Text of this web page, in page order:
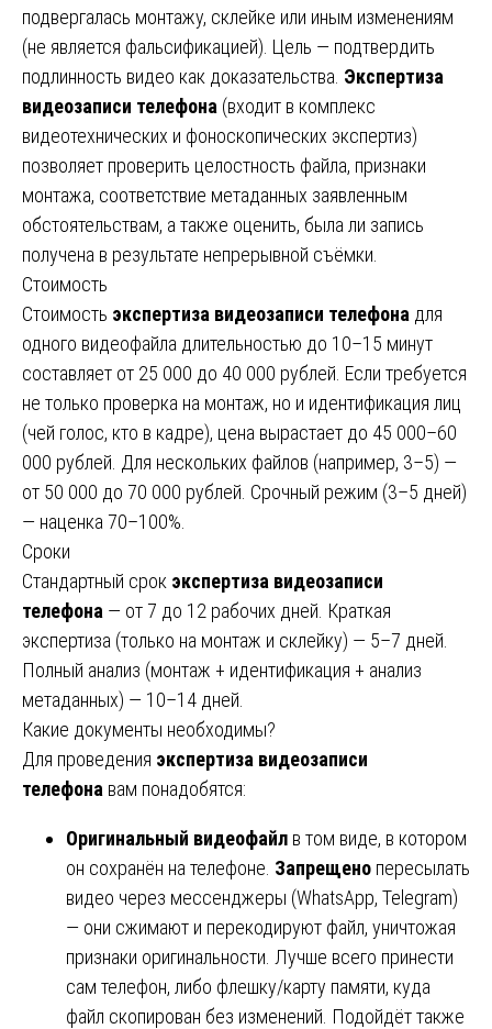
подвергалась монтажу, склейке или иным изменениям
(не является фальсификацией). Цель — подтвердить
подлинность видео как доказательства. Экспертиза
видеозаписи телефона (входит в комплекс
видеотехнических и фоноскопических экспертиз)
позволяет проверить целостность файла, признаки
монтажа, соответствие метаданных заявленным
обстоятельствам, а также оценить, была ли запись
получена в результате непрерывной съёмки.
Стоимость
Стоимость экспертиза видеозаписи телефона для
одного видеофайла длительностью до 10–15 минут
составляет от 25 000 до 40 000 рублей. Если требуется
не только проверка на монтаж, но и идентификация лиц
(чей голос, кто в кадре), цена вырастает до 45 000–60
000 рублей. Для нескольких файлов (например, 3–5) —
от 50 000 до 70 000 рублей. Срочный режим (3–5 дней)
— наценка 70–100%.
Сроки
Стандартный срок экспертиза видеозаписи
телефона — от 7 до 12 рабочих дней. Краткая
экспертиза (только на монтаж и склейку) — 5–7 дней.
Полный анализ (монтаж + идентификация + анализ
метаданных) — 10–14 дней.
Какие документы необходимы?
Для проведения экспертиза видеозаписи
телефона вам понадобятся:
Оригинальный видеофайл в том виде, в котором
он сохранён на телефоне. Запрещено пересылать
видео через мессенджеры (WhatsApp, Telegram)
— они сжимают и перекодируют файл, уничтожая
признаки оригинальности. Лучше всего принести
сам телефон, либо флешку/карту памяти, куда
файл скопирован без изменений. Подойдёт также